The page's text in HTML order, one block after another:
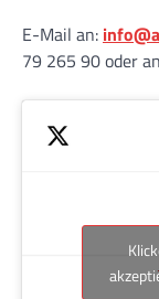
E-Mail an:
79 265 90 oder an